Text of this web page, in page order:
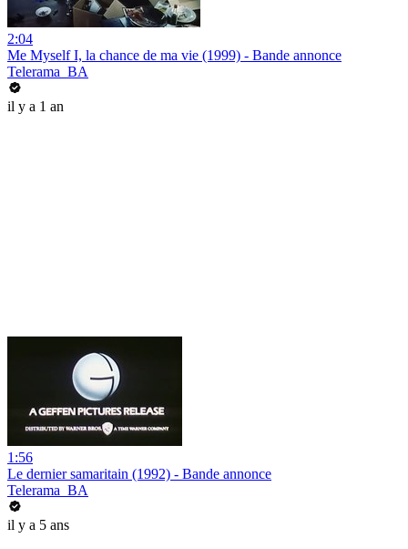
2:04
Me Myself I, la chance de ma vie (1999) - Bande annonce
Telerama_BA
il y a 1 an
1:56
Le dernier samaritain (1992) - Bande annonce
Telerama_BA
il y a 5 ans